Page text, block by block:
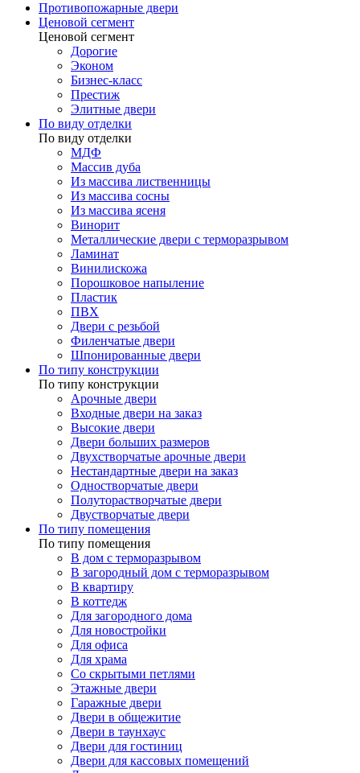
Противопожарные двери
Ценовой сегмент
Ценовой сегмент
Дорогие
Эконом
Бизнес-класс
Престиж
Элитные двери
По виду отделки
По виду отделки
МДФ
Массив дуба
Из массива лиственницы
Из массива сосны
Из массива ясеня
Винорит
Металлические двери с терморазрывом
Ламинат
Винилискожа
Порошковое напыление
Пластик
ПВХ
Двери с резьбой
Филенчатые двери
Шпонированные двери
По типу конструкции
По типу конструкции
Арочные двери
Входные двери на заказ
Высокие двери
Двери больших размеров
Двухстворчатые арочные двери
Нестандартные двери на заказ
Одностворчатые двери
Полуторастворчатые двери
Двустворчатые двери
По типу помещения
По типу помещения
В дом с терморазрывом
В загородный дом с терморазрывом
В квартиру
В коттедж
Для загородного дома
Для новостройки
Для офиса
Для храма
Со скрытыми петлями
Этажные двери
Гаражные двери
Двери в общежитие
Двери в таунхаус
Двери для гостиниц
Двери для кассовых помещений